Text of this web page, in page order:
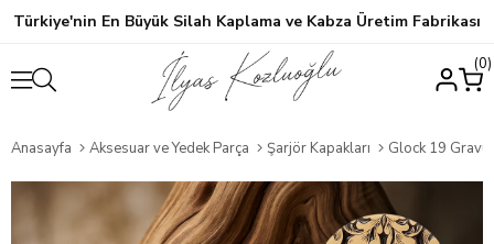
Türkiye'nin En Büyük Silah Kaplama ve Kabza Üretim Fabrikası
0
Anasayfa Aksesuar ve Yedek Parça Şarjör Kapakları Glock 19 Gravür